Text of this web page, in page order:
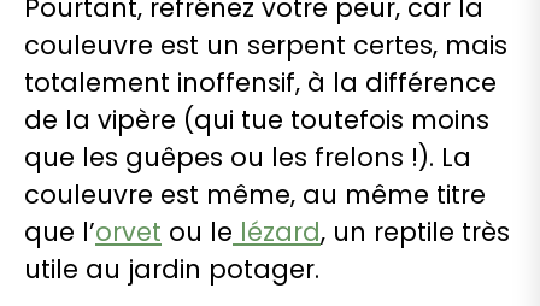
Pourtant, refrénez votre peur, car la
couleuvre est un serpent certes, mais
totalement inoffensif, à la différence
de la vipère (qui tue toutefois moins
que les guêpes ou les frelons !). La
couleuvre est même, au même titre
que l’orvet ou le lézard, un reptile très
utile au jardin potager.